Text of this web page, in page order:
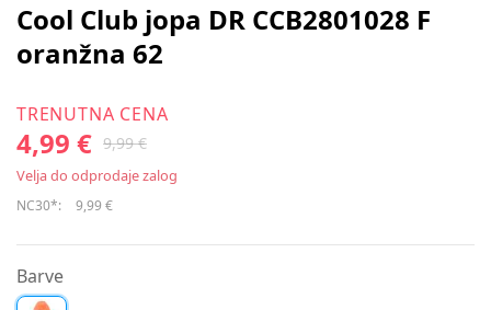
Cool Club jopa DR CCB2801028 F
oranžna 62
TRENUTNA CENA
4,99 € 9,99 €
Velja do odprodaje zalog
NC30*: 9,99 €
Barve